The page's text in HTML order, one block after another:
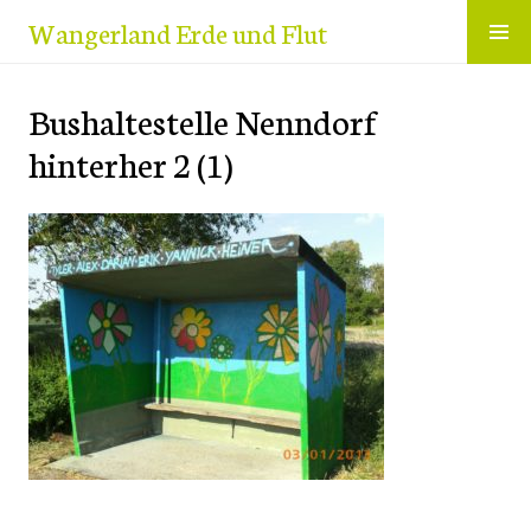
InhaltWangerland Erde und Flut
Bushaltestelle Nenndorf
hinterher 2 (1)